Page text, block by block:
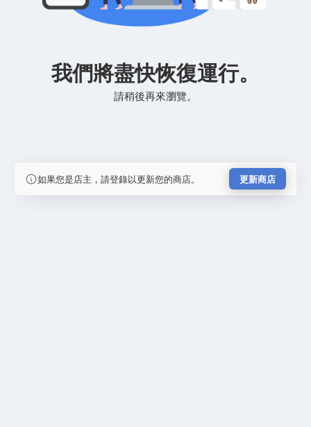
我們將盡快恢復運行。
請稍後再來瀏覽。
如果您是店主，請登錄以更新您的商店。 更新商店